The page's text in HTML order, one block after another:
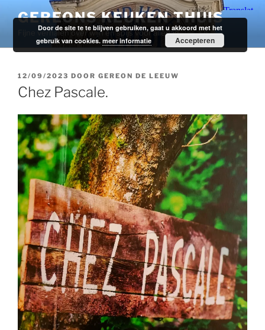
naar
inhoud
GEREONS KEUKEN THUIS
Fijne verhalen over wijn en spijs voor alledag.
GEPLAATST
OP
12/09/2023 DOOR GEREON DE LEEUW
Chez Pascale.
Door de site te te blijven gebruiken, gaat u akkoord met het
gebruik van cookies.meer informatie Accepteren